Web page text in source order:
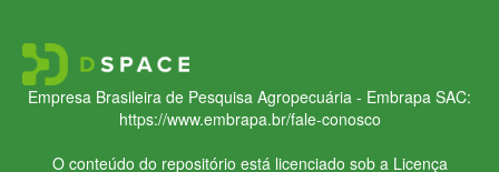
Empresa Brasileira de Pesquisa Agropecuária - Embrapa SAC:
https://www.embrapa.br/fale-conosco
O conteúdo do repositório está licenciado sob a Licença